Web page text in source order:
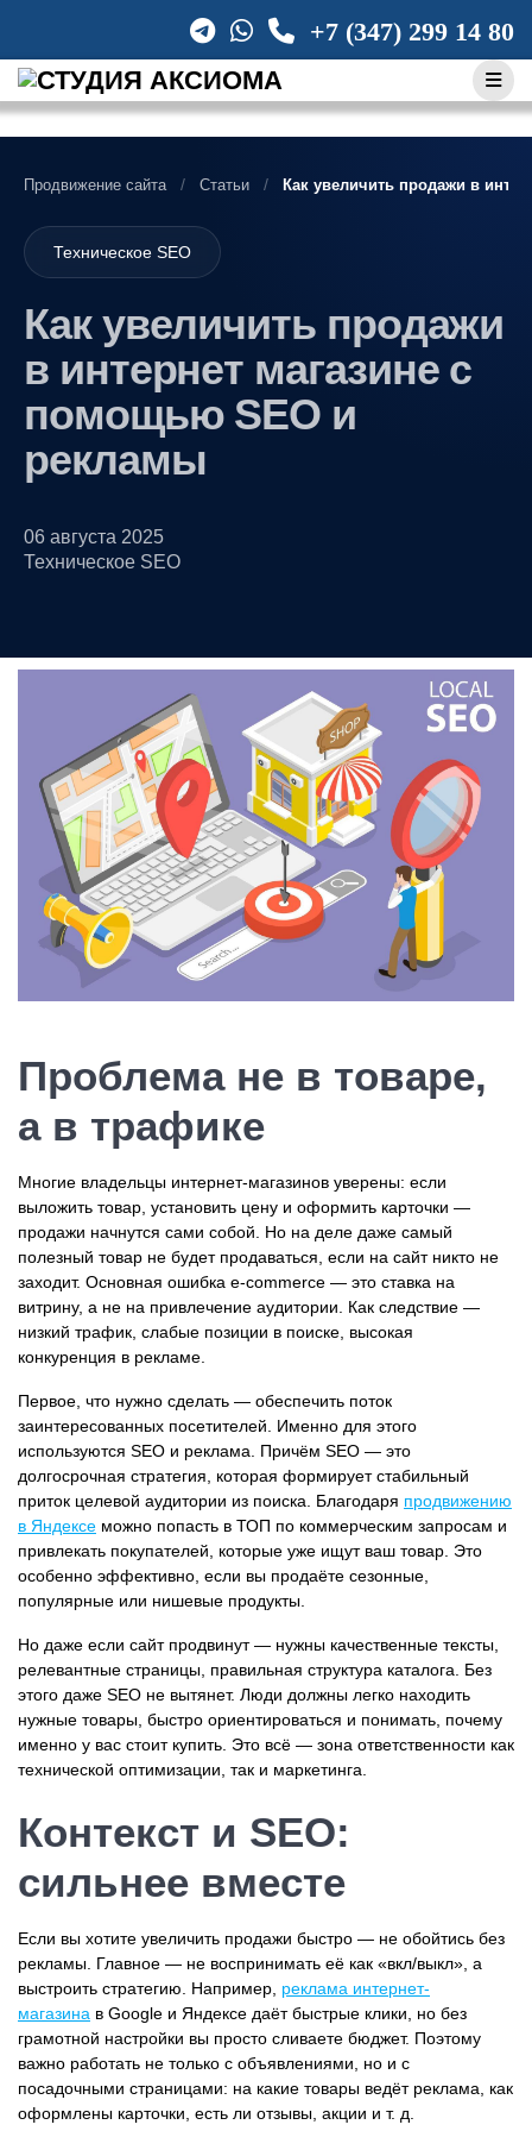
content
+7 (347) 299 14 80
Продвижение сайта Статьи Как увеличить продажи в
Техническое SEO
Как увеличить продажи
в интернет магазине с
помощью SEO и
рекламы
06 августа 2025
Техническое SEO
Проблема не в товаре,
а в трафике
Многие владельцы интернет-магазинов уверены: если
выложить товар, установить цену и оформить карточки —
продажи начнутся сами собой. Но на деле даже самый
полезный товар не будет продаваться, если на сайт никто не
заходит. Основная ошибка e-commerce — это ставка на
витрину, а не на привлечение аудитории. Как следствие —
низкий трафик, слабые позиции в поиске, высокая
конкуренция в рекламе.
Первое, что нужно сделать — обеспечить поток
заинтересованных посетителей. Именно для этого
используются SEO и реклама. Причём SEO — это
долгосрочная стратегия, которая формирует стабильный
приток целевой аудитории из поиска. Благодаря продвижению
в Яндексе можно попасть в ТОП по коммерческим запросам и
привлекать покупателей, которые уже ищут ваш товар. Это
особенно эффективно, если вы продаёте сезонные,
популярные или нишевые продукты.
Но даже если сайт продвинут — нужны качественные тексты,
релевантные страницы, правильная структура каталога. Без
этого даже SEO не вытянет. Люди должны легко находить
нужные товары, быстро ориентироваться и понимать, почему
именно у вас стоит купить. Это всё — зона ответственности как
технической оптимизации, так и маркетинга.
Контекст и SEO:
сильнее вместе
Если вы хотите увеличить продажи быстро — не обойтись без
рекламы. Главное — не воспринимать её как «вкл/выкл», а
выстроить стратегию. Например, реклама интернет-
магазина в Google и Яндексе даёт быстрые клики, но без
грамотной настройки вы просто сливаете бюджет. Поэтому
важно работать не только с объявлениями, но и с
посадочными страницами: на какие товары ведёт реклама, как
оформлены карточки, есть ли отзывы, акции и т. д.